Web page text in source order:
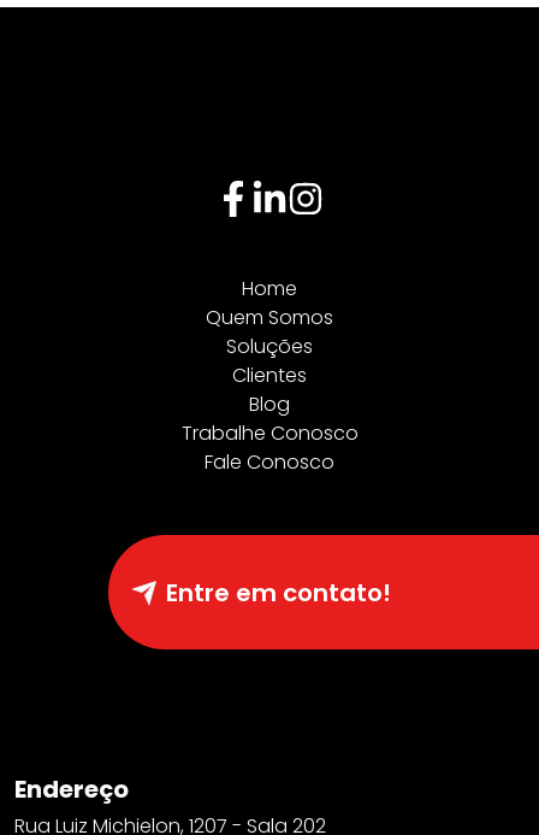
Endereço
Rua Luiz Michielon, 1207 - Sala 202
Home
Quem Somos
Soluções
Clientes
Blog
Trabalhe Conosco
Fale Conosco
Entre em contato!